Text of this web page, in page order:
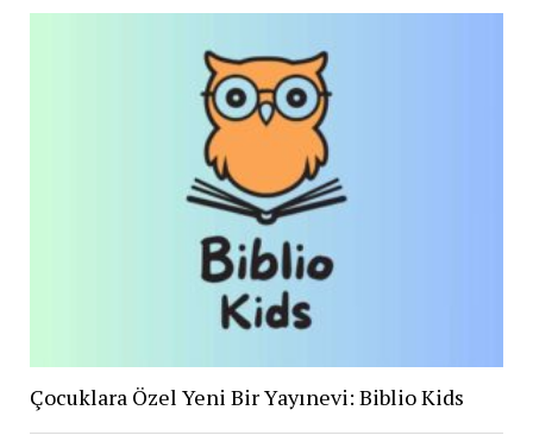
Çocuklara Özel Yeni Bir Yayınevi: Biblio Kids